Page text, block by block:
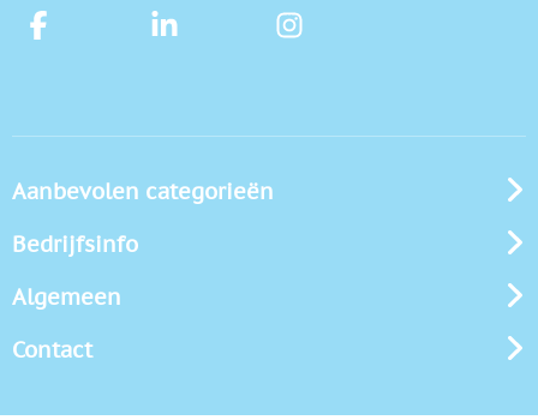
Aanbevolen categorieën
Bedrijfsinfo
Algemeen
Contact